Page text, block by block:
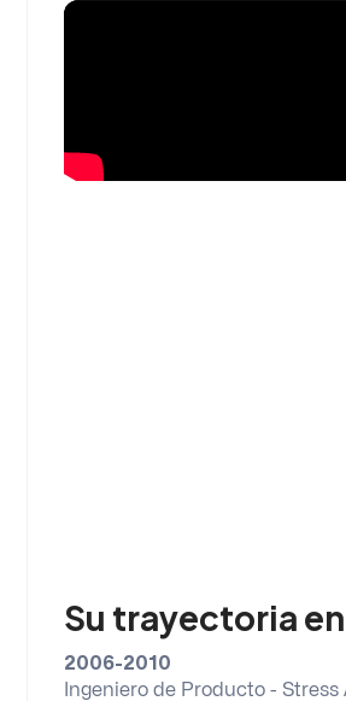
Su trayectoria
2006-2010
Ingeniero de Producto -